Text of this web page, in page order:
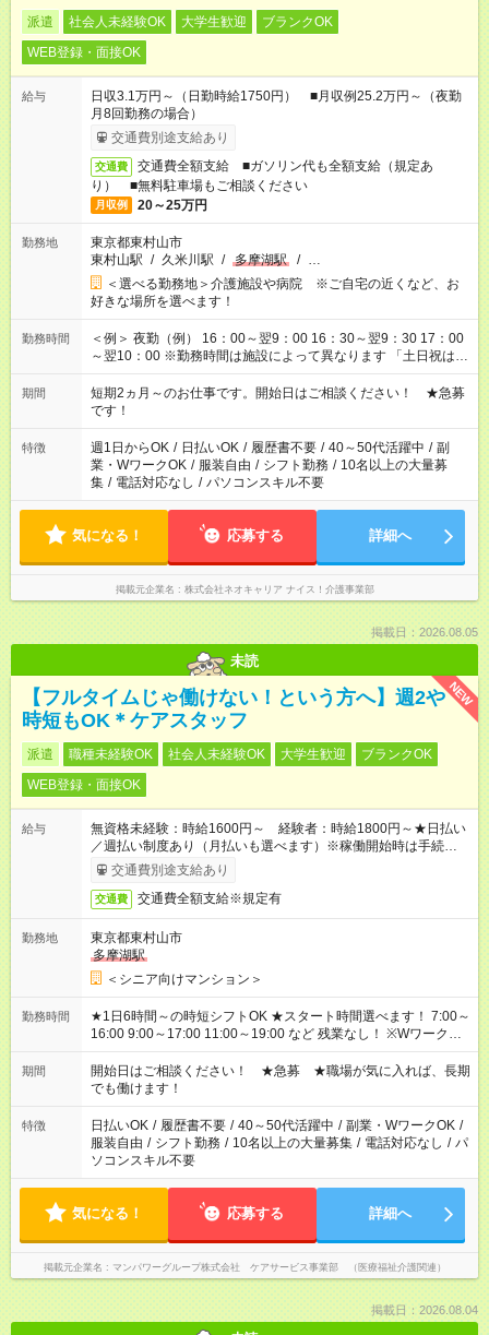
派遣 社会人未経験OK 大学生歓迎
ブランクOK
WEB登録・面接OK
給与
日収3.1万円～（日勤時給1750円） ■月収例25.2万円～（夜勤
月8回勤務の場合）
交通費別途支給あり
交通費
交通費全額支給 ■ガソリン代も全額支給（規定あ
り） ■無料駐車場もご相談ください
月収例 20～25万円
勤務地
東京都東村山市
東村山駅 / 久米川駅 / 多摩湖駅 / …
＜選べる勤務地＞介護施設や病院 ※ご自宅の近くなど、お
好きな場所を選べます！
勤務時間
＜例＞ 夜勤（例） 16：00～翌9：00 16：30～翌9：30 17：00
～翌10：00 ※勤務時間は施設によって異なります 「土日祝は休
みたい」 「しっかり稼ぎたい」 「もう少し遅い時間から始めた
い」など ご希望にあったお仕事をご案内いたします。 ※未経験
の方の場合は1～2ヶ月間は日中での仕事を経験いただき、 お
仕事に慣れてからの夜勤になります。 ★家庭の都合でお休みが
必要な場合も遠慮なくご相談ください。
期間
短期2ヵ月～のお仕事です。開始日はご相談ください！ ★急募
です！
特徴 週1日からOK / 日払いOK / 履歴書不要 / 40～50代活躍中 / 副
業・WワークOK / 服装自由 / シフト勤務 / 10名以上の大量募
集 / 電話対応なし / パソコンスキル不要
気になる！ 応募する 詳細へ
掲載元企業名 株式会社ネオキャリア ナイス！介護事業部
掲載日：2026.08.05
未読
NEW
【フルタイムじゃ働けない！という方へ】週2や
時短もOK＊ケアスタッフ
派遣 職種未経験OK 社会人未経験OK 大学生歓迎
ブランクOK
WEB登録・面接OK
給与
無資格未経験：時給1600円～ 経験者：時給1800円～★日払い
／週払い制度あり（月払いも選べます）※稼働開始時は手続き完
了次第のお支払いとなります。
交通費別途支給あり
交通費 交通費全額支給※規定有
勤務地
東京都東村山市
多摩湖駅
＜シニア向けマンション＞
勤務時間
★1日6時間～の時短シフトOK ★スタート時間選べます！ 7:00～
16:00 9:00～17:00 11:00～19:00 など 残業なし！ ※Wワークの
場合、他のお仕事と合わせ週40時間超の就業はご案内できませ
ん ※法令に基づき、週20時間以上勤務は社会保険への加入対象
となります ※労働者派遣法（日雇い派遣の原則禁止）により、
短時間・短期間の就業はご案内が難しい場合があります
期間
開始日はご相談ください！ ★急募 ★職場が気に入れば、長期
でも働けます！
特徴 日払いOK / 履歴書不要 / 40～50代活躍中 / 副業・WワークOK /
服装自由 / シフト勤務 / 10名以上の大量募集 / 電話対応なし / パ
ソコンスキル不要
気になる！ 応募する 詳細へ
掲載元企業名 マンパワーグループ株式会社 ケアサービス事業部 （医療福祉介護関連）
掲載日：2026.08.04